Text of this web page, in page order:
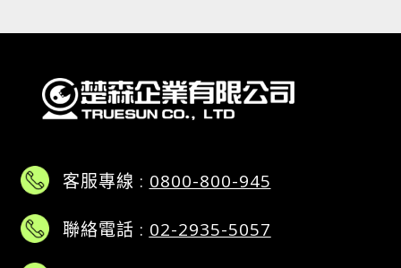
客服專線 : 0800-800-945
聯絡電話 : 02-2935-5057